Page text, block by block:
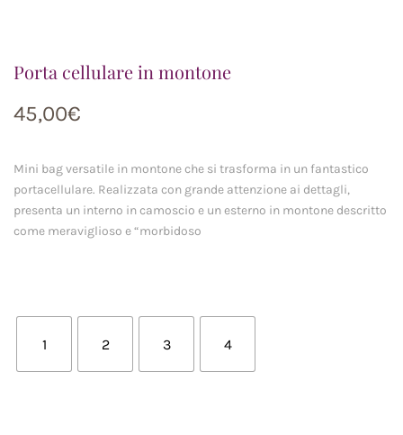
Porta cellulare in montone
45,00€
Mini bag versatile in montone che si trasforma in un fantastico
portacellulare. Realizzata con grande attenzione ai dettagli,
presenta un interno in camoscio e un esterno in montone descritto
come meraviglioso e “morbidoso
1 2 3 4